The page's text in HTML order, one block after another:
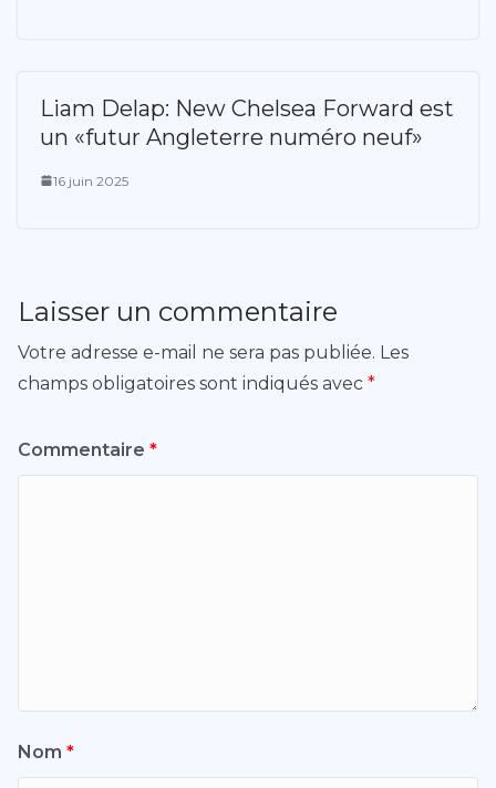
Liam Delap: New Chelsea Forward est
un «futur Angleterre numéro neuf»
16 juin 2025
Laisser un commentaire
Votre adresse e-mail ne sera pas publiée. Les
champs obligatoires sont indiqués avec *
Commentaire *
Nom *